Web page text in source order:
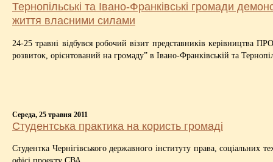
Тернопільські та Івано-Франківські громади
життя власними силами
24-25 травні відбувся робочий візит представників керівництва
розвиток, орієнтований на громаду” в Івано-Франківській та
Середа, 25 травня 2011
Студентська практика на користь громаді
Студентка Чернігівського державного інституту права,